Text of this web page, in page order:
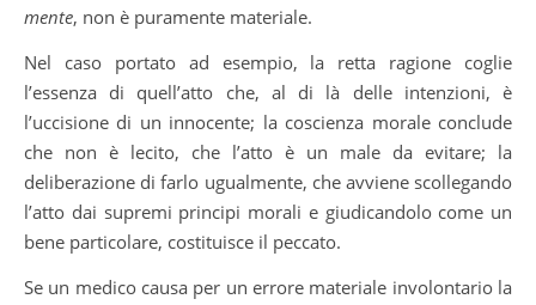
mente, non è puramente materiale.
Nel caso portato ad esempio, la retta ragione coglie
l’essenza di quell’atto che, al di là delle intenzioni, è
l’uccisione di un innocente; la coscienza morale conclude
che non è lecito, che l’atto è un male da evitare; la
deliberazione di farlo ugualmente, che avviene scollegando
l’atto dai supremi principi morali e giudicandolo come un
bene particolare, costituisce il peccato.
Se un medico causa per un errore materiale involontario la